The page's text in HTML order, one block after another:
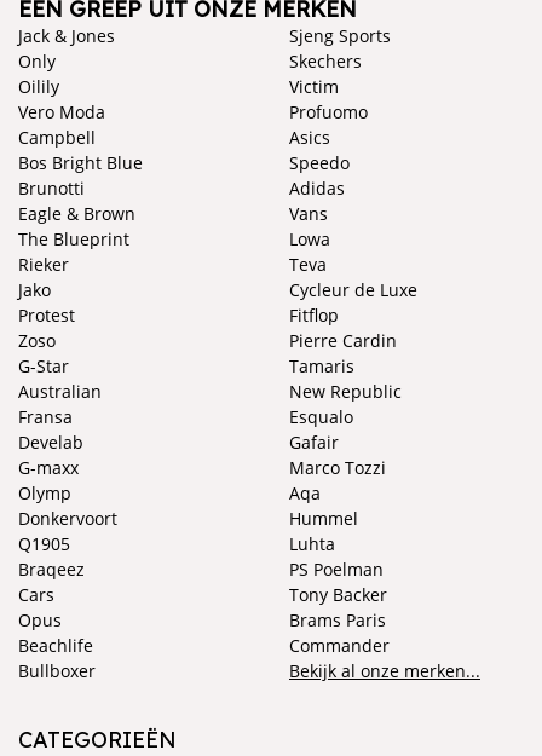
EEN GREEP UIT ONZE MERKEN
Jack & Jones
Only
Oilily
Vero Moda
Campbell
Bos Bright Blue
Brunotti
Eagle & Brown
The Blueprint
Rieker
Jako
Protest
Zoso
Sjeng Sports
Skechers
Victim
Profuomo
Asics
Speedo
Adidas
Vans
Lowa
Teva
Cycleur de Luxe
Fitflop
Pierre Cardin
G-Star
Australian
Fransa
Develab
G-maxx
Olymp
Donkervoort
Q1905
Braqeez
Cars
Opus
Beachlife
Bullboxer
Tamaris
New Republic
Esqualo
Gafair
Marco Tozzi
Aqa
Hummel
Luhta
PS Poelman
Tony Backer
Brams Paris
Commander
Bekijk al onze merken...
CATEGORIEËN